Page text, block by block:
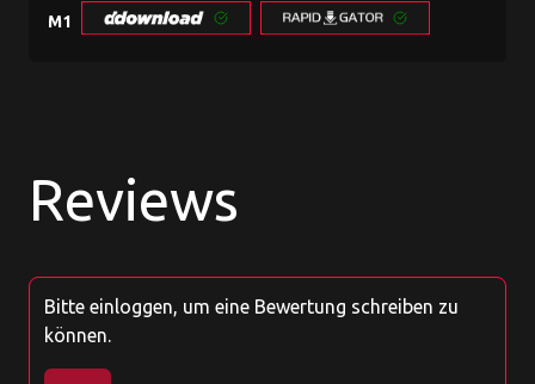
M1
Reviews
Bitte einloggen, um eine Bewertung schreiben zu
können.